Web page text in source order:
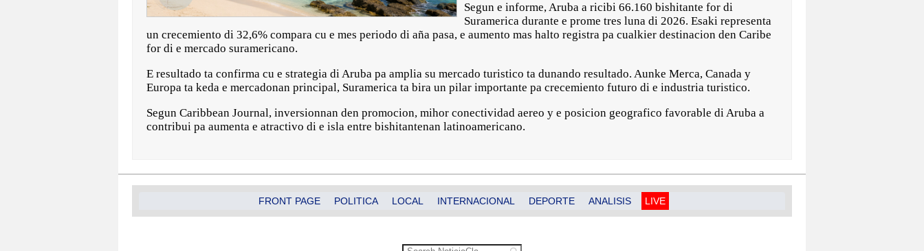
Segun e informe, Aruba a ricibi 66.160 bishitante for di
Suramerica durante e prome tres luna di 2026. Esaki representa
un crecemiento di 32,6% compara cu e mes periodo di aña pasa, e aumento mas halto registra pa cualkier destinacion den Caribe
for di e mercado suramericano.
E resultado ta confirma cu e strategia di Aruba pa amplia su mercado turistico ta dunando resultado. Aunke Merca, Canada y
Europa ta keda e mercadonan principal, Suramerica ta bira un pilar importante pa crecemiento futuro di e industria turistico.
Segun Caribbean Journal, inversionnan den promocion, mihor conectividad aereo y e posicion geografico favorable di Aruba a
contribui pa aumenta e atractivo di e isla entre bishitantenan latinoamericano.
FRONT PAGE POLITICA LOCAL INTERNACIONAL DEPORTE ANALISIS LIVE